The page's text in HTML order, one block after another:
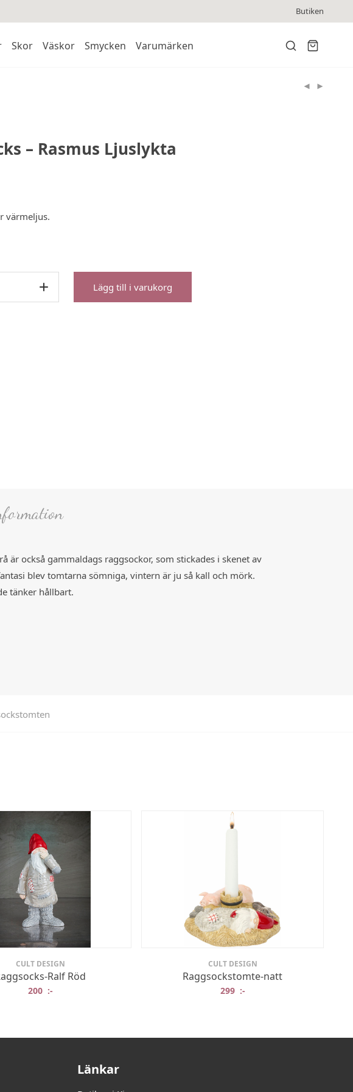
Butiken
Skor Väskor Smycken Varumärken
– Rasmus Ljuslykta
värmeljus.
Lägg till i varukorg
är också gammaldags raggsockor, som stickades i skenet av
blev tomtarna sömniga, vintern är ju så kall och mörk.
tänker hållbart.
CULT DESIGN
Ralf Röd
200 :-
CULT DESIGN
Raggsockstomte-natt
299 :-
Länkar